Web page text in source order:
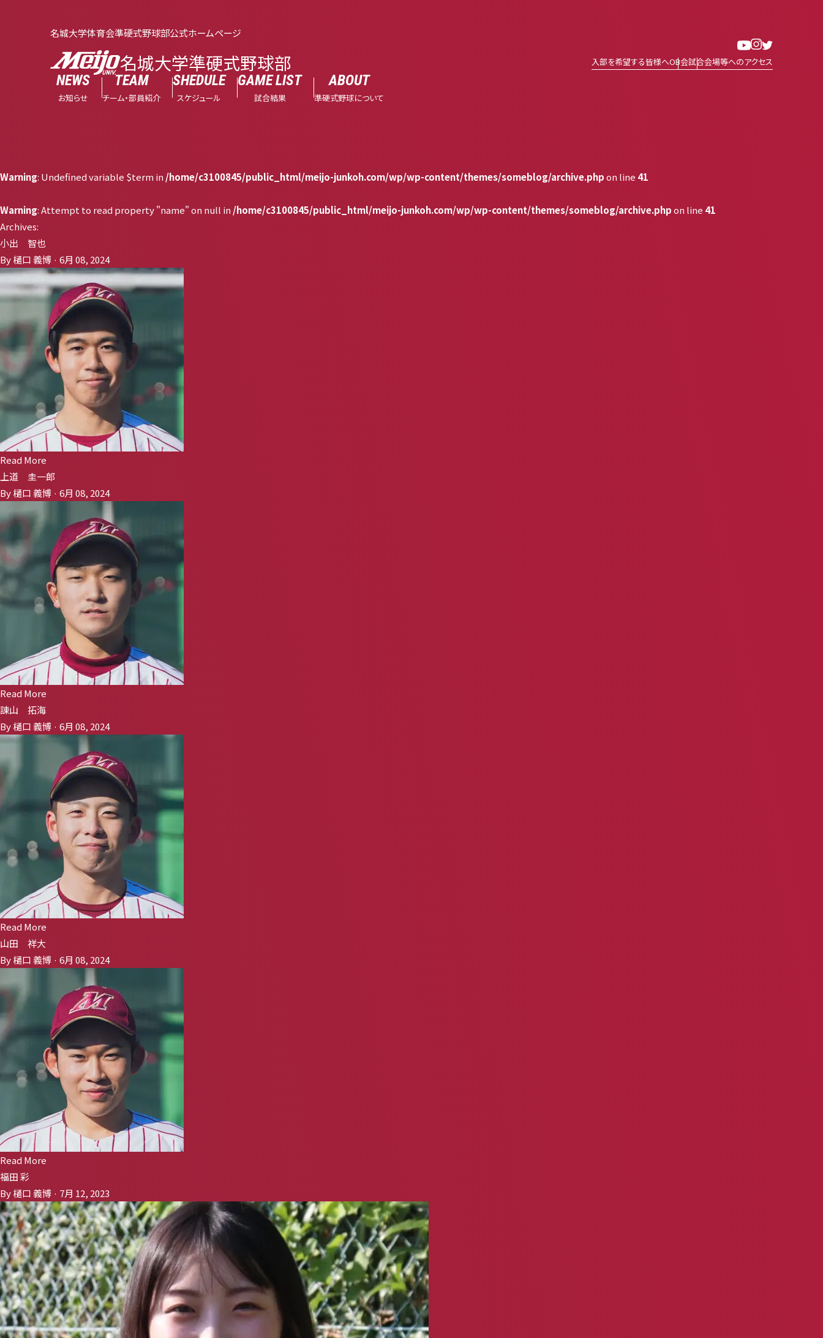
名城大学体育会準硬式野球部公式ホームページ
名城大学準硬式野球部
NEWS
お知らせ
TEAM
チーム・部員紹介
SHEDULE
スケジュール
GAME LIST
試合結果
ABOUT
準硬式野球について
入部を希望する皆様へOB会試合会場等へのアクセス
Warning: Undefined variable $term in /home/c3100845/public_html/meijo-junkoh.com/wp/wp-content/themes/someblog/archive.phpon line 41
Warning: Attempt to read property "name" on null in /home/c3100845/public_html/meijo-junkoh.com/wp/wp-content/themes/someblog/archive.phpon line 41
Archives:
小出 智也
By 樋口 義博 · 6月 08, 2024
Read More
上道 圭一郎
By 樋口 義博 · 6月 08, 2024
Read More
諌山 拓海
By 樋口 義博 · 6月 08, 2024
Read More
山田 祥大
By 樋口 義博 · 6月 08, 2024
Read More
福田 彩
By 樋口 義博 · 7月 12, 2023